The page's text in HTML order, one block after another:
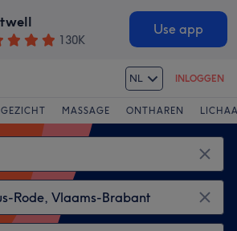
130K
Use app
NL INLOGGEN
GEZICHT MASSAGE ONTHAREN